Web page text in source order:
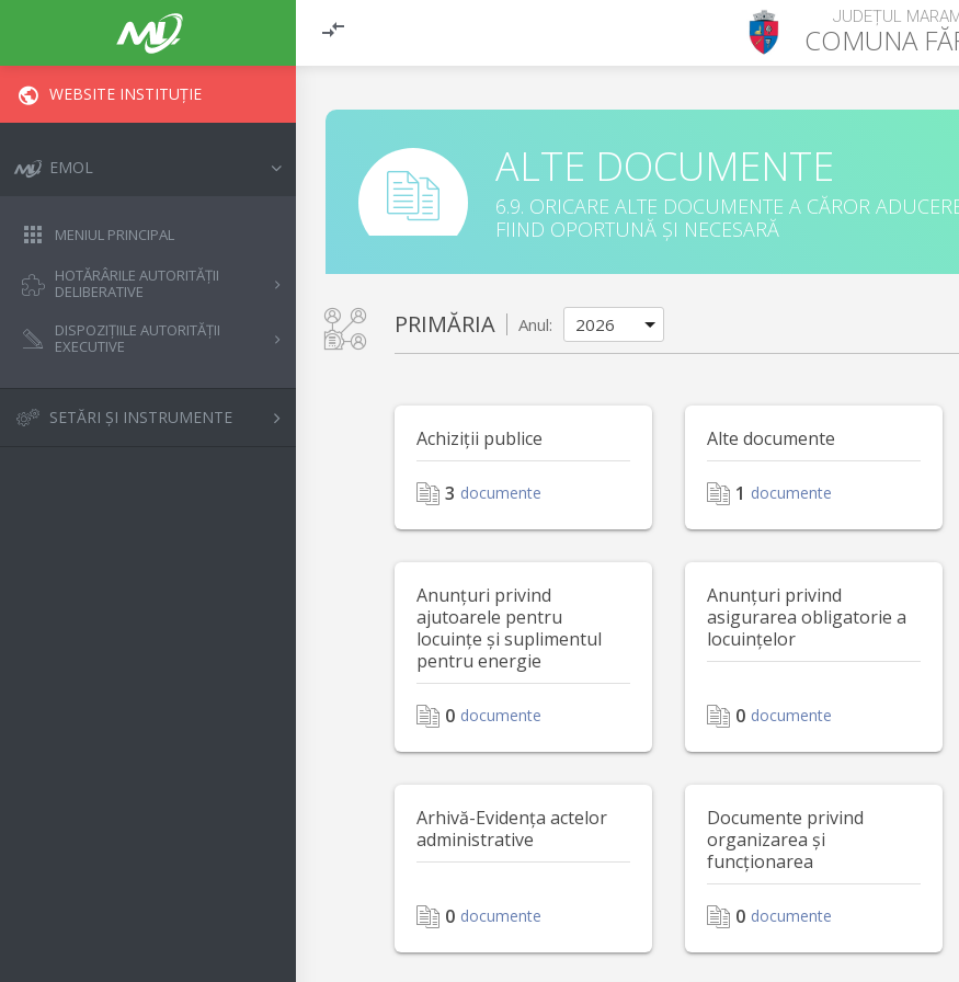
JUDEȚUL
COMUNA
WEBSITE INSTITUȚIE
EMOL
MENIUL PRINCIPAL
HOTĂRÂRILE AUTORITĂȚII
DELIBERATIVE
DISPOZIȚIILE AUTORITĂȚII
EXECUTIVE
SETĂRI ȘI INSTRUMENTE
ALTE DOCUMENTE
6.9. ORICARE ALTE DOCUMENTE A CĂROR
FIIND OPORTUNĂ ȘI NECESARĂ
PRIMĂRIA Anul:
Achiziții publice
3 documente
Alte documente
1 documente
Anunțuri privind
ajutoarele pentru
locuințe și suplimentul
pentru energie
0 documente
Anunțuri privind
asigurarea obligatorie a
locuințelor
0 documente
Arhivă-Evidența actelor
administrative
0 documente
Documente privind
organizarea și
funcționarea
0 documente